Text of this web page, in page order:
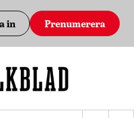
in Prenumerera